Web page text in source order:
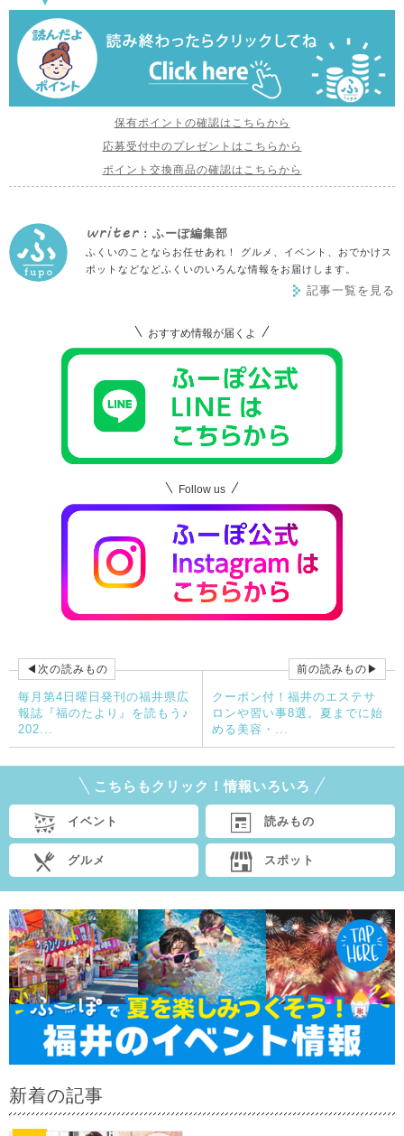
保有ポイントの確認はこちらから
応募受付中のプレゼントはこちらから
ポイント交換商品の確認はこちらから
writer : ふーぽ編集部
ふくいのことならお任せあれ！ グルメ、イベント、おでかけス
ポットなどなどふくいのいろんな情報をお届けします。
記事一覧を見る
おすすめ情報が届くよ
Follow us
◀次の読みもの
毎月第4日曜日発刊の福井県広
報誌『福のたより』を読もう♪
202...
前の読みもの▶
クーポン付！福井のエステサ
ロンや習い事8選。夏までに始
める美容・...
こちらもクリック！情報いろいろ
イベント 読みもの
グルメ スポット
新着の記事